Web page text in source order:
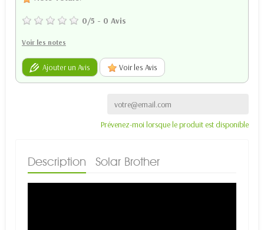
0/5 - 0 Avis
Voir les notes
Ajouter un Avis Voir les Avis
Prévenez-moi lorsque le produit est disponible
Description Solar Brother